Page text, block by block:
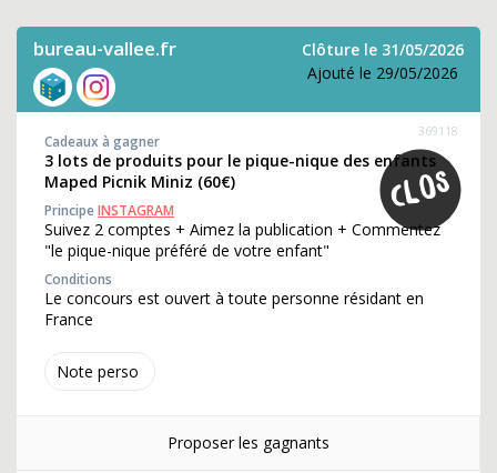
bureau-vallee.fr
Clôture le 31/05/2026
Ajouté le 29/05/2026
Note perso
369118
Cadeaux à gagner
3 lots de produits pour le pique-nique des enfants
Maped Picnik Miniz (60€)
PrincipeINSTAGRAM
Suivez 2 comptes + Aimez la publication + Commentez
"le pique-nique préféré de votre enfant"
Conditions
Le concours est ouvert à toute personne résidant en
France
Proposer les gagnants